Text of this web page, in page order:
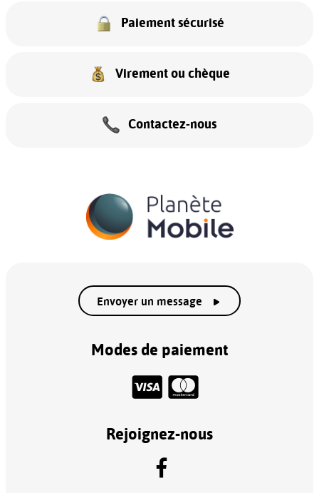
Paiement sécurisé
Virement ou chèque
Contactez-nous
Envoyer un message
Modes de paiement
Rejoignez-nous